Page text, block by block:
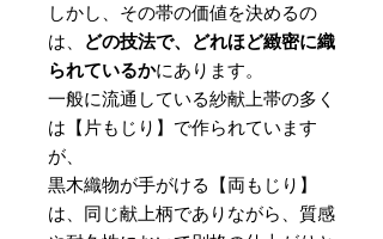
しかし、その帯の価値を決めるの
は、
どの技法で、どれほど緻密に織
られているかにあります。
一般に流通している紗献上帯の多く
は【片もじり】で作られています
が、
黒木織物が手がける【両もじり】
は、同じ献上柄でありながら、質感